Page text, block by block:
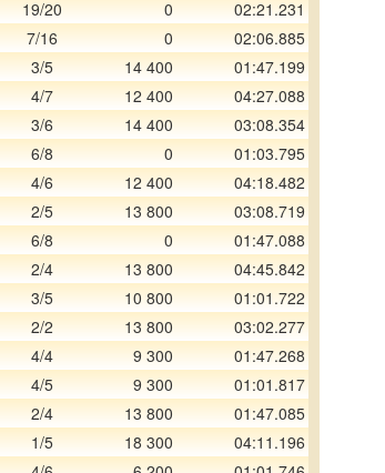
19/20 0
02:21.231
7/16 0
02:06.885
3/5 14 400
01:47.199
4/7 12 400
04:27.088
3/6 14 400
03:08.354
6/8 0
01:03.795
4/6 12 400
04:18.482
2/5 13 800
03:08.719
6/8 0
01:47.088
2/4 13 800
04:45.842
3/5 10 800
01:01.722
2/2 13 800
03:02.277
4/4 9 300
01:47.268
4/5 9 300
01:01.817
2/4 13 800
01:47.085
1/5 18 300
04:11.196